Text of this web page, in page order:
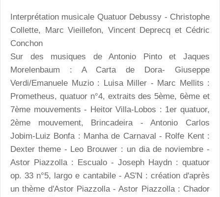
Interprétation musicale Quatuor Debussy - Christophe
Collette, Marc Vieillefon, Vincent Deprecq et Cédric
Conchon
Sur des musiques de Antonio Pinto et Jaques
Morelenbaum : A Carta de Dora- Giuseppe
Verdi/Emanuele Muzio : Luisa Miller - Marc Mellits :
Prometheus, quatuor n°4, extraits des 5ème, 6ème et
7ème mouvements - Heitor Villa-Lobos : 1er quatuor,
2ème mouvement, Brincadeira - Antonio Carlos
Jobim-Luiz Bonfa : Manha de Carnaval - Rolfe Kent :
Dexter theme - Leo Brouwer : un dia de noviembre -
Astor Piazzolla : Escualo - Joseph Haydn : quatuor
op. 33 n°5, largo e cantabile - AS'N : création d'après
un thème d'Astor Piazzolla - Astor Piazzolla : Chador